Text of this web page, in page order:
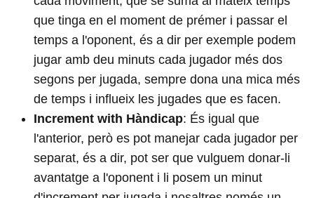
que tinga en el moment de prémer i passar el
temps a l'oponent, és a dir per exemple podem
jugar amb deu minuts cada jugador més dos
segons per jugada, sempre dona una mica més
de temps i influeix les jugades que es facen.
Increment with Hàndicap: És igual que
l'anterior, però es pot manejar cada jugador per
separat, és a dir, pot ser que vulguem donar-li
avantatge a l'oponent i li posem un minut